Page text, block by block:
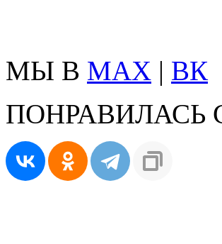
МЫ В MAX | ВК
ПОНРАВИЛАСЬ